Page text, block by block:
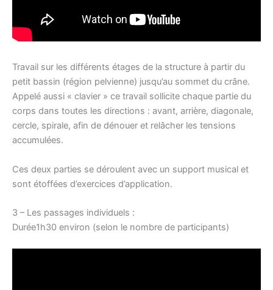
Travail sur les différents étages de la structure à partir du
petit bassin (région pelvienne) jusqu’au sommet du crâne.
Appelé aussi « clavier » ce travail sollicite chaque partie du
corps dans toutes les directions : avant, arrière, diagonale,
cercle, spirale, afin de dénouer et relâcher les tensions
accumulées.
Ces deux parties se déroulent avec un support musical et
sont étoffées d’exercices d’application.
3 – Les passages individuels :
Durée1h30 environ (selon le nombre de participants)